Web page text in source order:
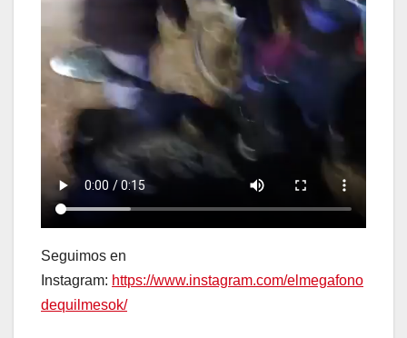
Seguimos en
Instagram: https://www.instagram.com/elmegafono
dequilmesok/